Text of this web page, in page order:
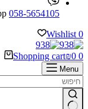
058-5654105
Wishlist 0
Shopping cart₪0 0
Menu